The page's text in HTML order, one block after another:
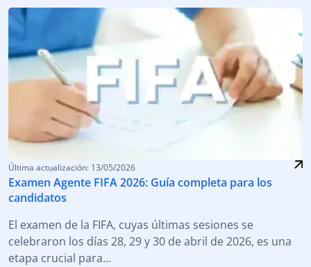
Última actualización: 13/05/2026
Examen Agente FIFA 2026: Guía completa para los
candidatos
El examen de la FIFA, cuyas últimas sesiones se
celebraron los días 28, 29 y 30 de abril de 2026, es una
etapa crucial para...